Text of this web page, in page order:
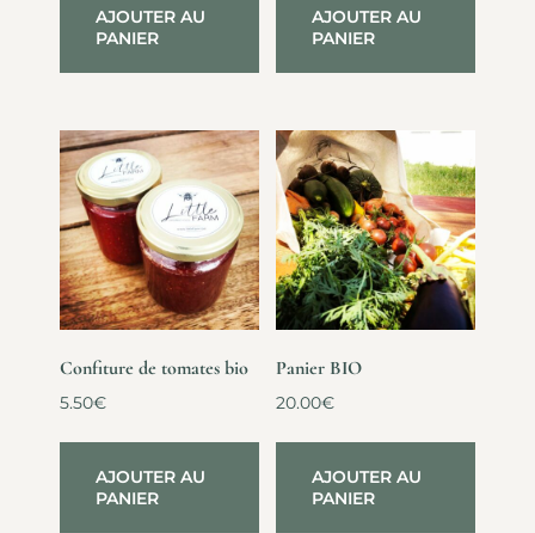
AJOUTER AU
PANIER
AJOUTER AU
PANIER
Confiture de tomates bio
5.50€
AJOUTER AU
PANIER
Panier BIO
20.00€
AJOUTER AU
PANIER